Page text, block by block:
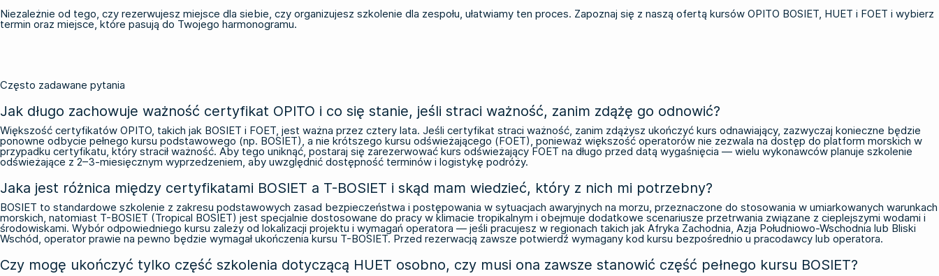
Niezależnie od tego, czy rezerwujesz miejsce dla siebie, czy organizujesz szkolenie dla zespołu, ułatwiamy ten proces. Zapoznaj się z naszą ofertą kursów OPITO BOSIET, HUET i FOET i wybierz
termin oraz miejsce, które pasują do Twojego harmonogramu.
Często zadawane pytania
Jak długo zachowuje ważność certyfikat OPITO i co się stanie, jeśli straci ważność, zanim zdążę go odnowić?
Większość certyfikatów OPITO, takich jak BOSIET i FOET, jest ważna przez cztery lata. Jeśli certyfikat straci ważność, zanim zdążysz ukończyć kurs odnawiający, zazwyczaj konieczne będzie
ponowne odbycie pełnego kursu podstawowego (np. BOSIET), a nie krótszego kursu odświeżającego (FOET), ponieważ większość operatorów nie zezwala na dostęp do platform morskich w
przypadku certyfikatu, który stracił ważność. Aby tego uniknąć, postaraj się zarezerwować kurs odświeżający FOET na długo przed datą wygaśnięcia — wielu wykonawców planuje szkolenie
odświeżające z 2–3-miesięcznym wyprzedzeniem, aby uwzględnić dostępność terminów i logistykę podróży.
Jaka jest różnica między certyfikatami BOSIET a T-BOSIET i skąd mam wiedzieć, który z nich mi potrzebny?
BOSIET to standardowe szkolenie z zakresu podstawowych zasad bezpieczeństwa i postępowania w sytuacjach awaryjnych na morzu, przeznaczone do stosowania w umiarkowanych warunkach
morskich, natomiast T-BOSIET (Tropical BOSIET) jest specjalnie dostosowane do pracy w klimacie tropikalnym i obejmuje dodatkowe scenariusze przetrwania związane z cieplejszymi wodami i
środowiskami. Wybór odpowiedniego kursu zależy od lokalizacji projektu i wymagań operatora — jeśli pracujesz w regionach takich jak Afryka Zachodnia, Azja Południowo-Wschodnia lub Bliski
Wschód, operator prawie na pewno będzie wymagał ukończenia kursu T-BOSIET. Przed rezerwacją zawsze potwierdź wymagany kod kursu bezpośrednio u pracodawcy lub operatora.
Czy mogę ukończyć tylko część szkolenia dotyczącą HUET osobno, czy musi ona zawsze stanowić część pełnego kursu BOSIET?